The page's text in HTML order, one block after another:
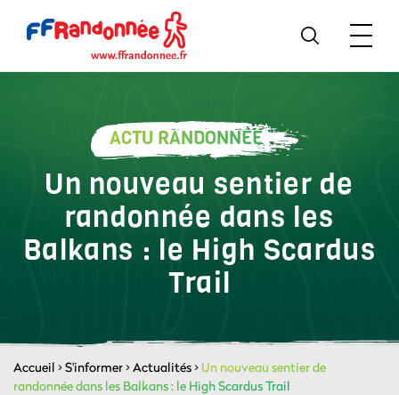
ACTU RANDONNÉE
Un nouveau sentier de
randonnée dans les
Balkans : le High Scardus
Trail
Accueil >S'informer>Actualités> Un nouveau sentier de
randonnée dans les Balkans : le High Scardus Trail